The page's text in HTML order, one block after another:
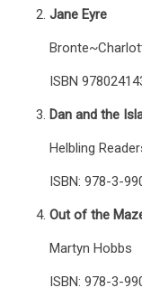
Jane Eyre
ISBN
Dan and the
Helbling
ISBN: 978-3-
Out of the
Martyn Hobbs
ISBN: 978-3-